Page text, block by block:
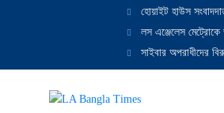
হোয়াইট হাউস
লস এঞ্জেলেস মেট্রোকে
সাইবার অপরাধীদের